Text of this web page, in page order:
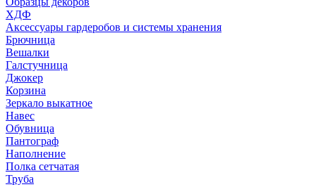
ХДФ
Аксессуары гардеробов и системы хранения
Брючница
Вешалки
Галстучница
Джокер
Корзина
Зеркало выкатное
Навес
Обувница
Пантограф
Наполнение
Полка сетчатая
Труба